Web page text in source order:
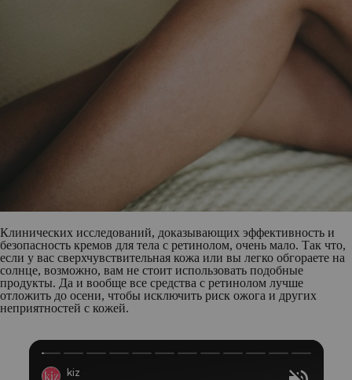
Клинических исследований, доказывающих эффективность и
безопасность кремов для тела с ретинолом, очень мало. Так что,
если у вас сверхчувствительная кожа или вы легко обгораете на
солнце, возможно, вам не стоит использовать подобные
продукты. Да и вообще все средства с ретинолом лучше
отложить до осени, чтобы исключить риск ожога и других
неприятностей с кожей.